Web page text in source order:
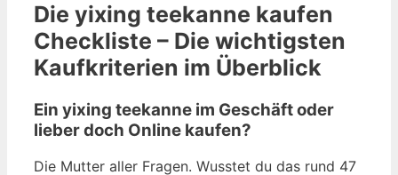
Die yixing teekanne kaufen
Checkliste – Die wichtigsten
Kaufkriterien im Überblick
Ein yixing teekanne im Geschäft oder
lieber doch Online kaufen?
Die Mutter aller Fragen. Wusstet du das rund 47